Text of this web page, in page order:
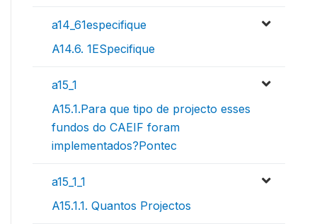
a14_61especifique
A14.6. 1ESpecifique
a15_1
A15.1.Para que tipo de projecto esses
fundos do CAEIF foram
implementados?Pontec
a15_1_1
A15.1.1. Quantos Projectos